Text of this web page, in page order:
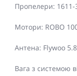
Пропелери: 1611-
Мотори: ROBO
Антена: Flywoo
Вага з системою